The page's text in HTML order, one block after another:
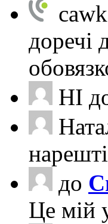
доречі
НІ
до
Це мій